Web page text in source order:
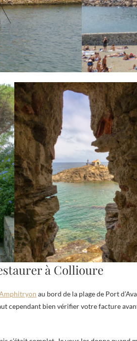
à Collioure
au bord de la plage de Port
cependant bien vérifier votre facture